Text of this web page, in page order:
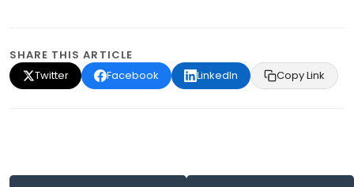
SHARE THIS ARTICLE
Twitter
Facebook LinkedIn Copy Link